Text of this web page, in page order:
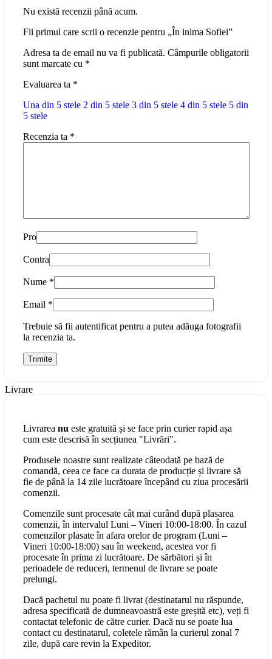
Nu există recenzii până acum.
Fii primul care scrii o recenzie pentru „În inima Sofiei”
Adresa ta de email nu va fi publicată. Câmpurile obligatorii
sunt marcate cu *
Evaluarea ta *
Una din 5 stele 2 din 5 stele 3 din 5 stele 4 din 5 stele 5 din
5 stele
Recenzia ta *
Pro
Contra
Nume *
Email *
Trebuie să fii autentificat pentru a putea adăuga fotografii
la recenzia ta.
Livrare
Livrarea nu este gratuită și se face prin curier rapid așa
cum este descrisă în secțiunea "Livrări".
Produsele noastre sunt realizate câteodată pe bază de
comandă, ceea ce face ca durata de producție și livrare să
fie de până la 14 zile lucrătoare începând cu ziua procesării
comenzii.
Comenzile sunt procesate cât mai curând după plasarea
comenzii, în intervalul Luni – Vineri 10:00-18:00. În cazul
comenzilor plasate în afara orelor de program (Luni –
Vineri 10:00-18:00) sau în weekend, acestea vor fi
procesate în prima zi lucrătoare. De sărbători și în
perioadele de reduceri, termenul de livrare se poate
prelungi.
Dacă pachetul nu poate fi livrat (destinatarul nu răspunde,
adresa specificată de dumneavoastră este greșită etc), veți fi
contactat telefonic de către curier. Dacă nu se poate lua
contact cu destinatarul, coletele rămân la curierul zonal 7
zile, după care revin la Expeditor.